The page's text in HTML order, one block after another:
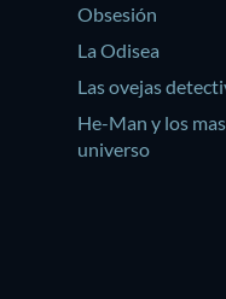
Obsesión
La Odisea
Las ovejas
He-Man y los
universo